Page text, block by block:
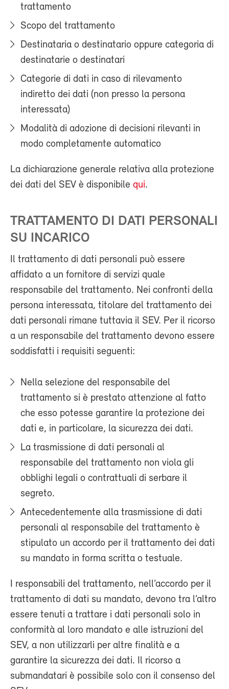
trattamento
Scopo del trattamento
Destinataria o destinatario oppure categoria di
destinatarie o destinatari
Categorie di dati in caso di rilevamento
indiretto dei dati (non presso la persona
interessata)
Modalità di adozione di decisioni rilevanti in
modo completamente automatico
La dichiarazione generale relativa alla protezione
dei dati del SEV è disponibile qui.
TRATTAMENTO DI DATI PERSONALI
SU INCARICO
Il trattamento di dati personali può essere
affidato a un fornitore di servizi quale
responsabile del trattamento. Nei confronti della
persona interessata, titolare del trattamento dei
dati personali rimane tuttavia il SEV. Per il ricorso
a un responsabile del trattamento devono essere
soddisfatti i requisiti seguenti:
Nella selezione del responsabile del
trattamento si è prestato attenzione al fatto
che esso potesse garantire la protezione dei
dati e, in particolare, la sicurezza dei dati.
La trasmissione di dati personali al
responsabile del trattamento non viola gli
obblighi legali o contrattuali di serbare il
segreto.
Antecedentemente alla trasmissione di dati
personali al responsabile del trattamento è
stipulato un accordo per il trattamento dei dati
su mandato in forma scritta o testuale.
I responsabili del trattamento, nell’accordo per il
trattamento di dati su mandato, devono tra l’altro
essere tenuti a trattare i dati personali solo in
conformità al loro mandato e alle istruzioni del
SEV, a non utilizzarli per altre finalità e a
garantire la sicurezza dei dati. Il ricorso a
submandatari è possibile solo con il consenso del